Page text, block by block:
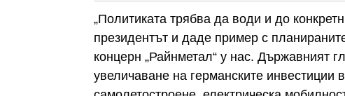
„Политиката трябва да води и до
президентът и даде пример с
концерн „Райнметал“ у нас. Държавният
увеличаване на германските инвестиции